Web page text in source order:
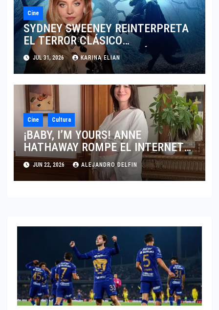
Cine
SYDNEY SWEENEY REINTERPRETA
EL TERROR CLÁSICO
PRESENTANDO UNA VISIÓN
FEMENINA DE SLEEPY HOLLOW
JUL 31, 2026 KARINA ELIAN
Cine Cultura
¡BABY, I’M YOURS! ANNE
HATHAWAY ROMPE EL INTERNET
AL ANUNCIAR SU TERCER
EMBARAZO
JUN 22, 2026 ALEJANDRO DELFIN